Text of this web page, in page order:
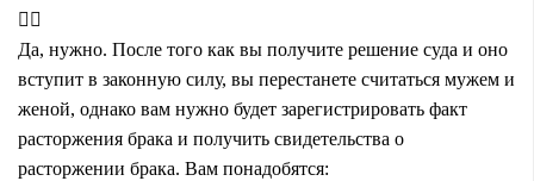
Да, нужно. После того как вы получите решение суда и оно
вступит в законную силу, вы перестанете считаться мужем и
женой, однако вам нужно будет зарегистрировать факт
расторжения брака и получить свидетельства о
расторжении брака. Вам понадобятся: